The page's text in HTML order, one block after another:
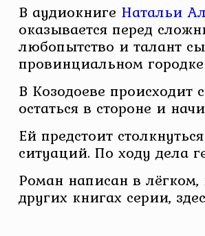
В аудиокниге Натальи
оказывается перед
любопытство и талант
провинциальном
В Козодоеве происходит
остаться в стороне и
Ей предстоит
ситуаций. По ходу дела
Роман написан в
других книгах серии,